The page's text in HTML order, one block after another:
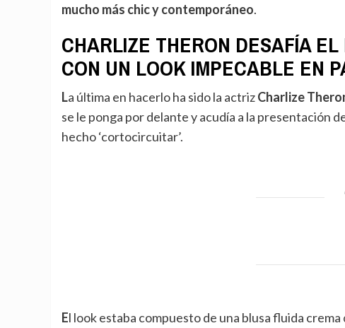
mucho más chic y contemporáneo.
CHARLIZE THERON DESAFÍA
CON UN LOOK IMPECABLE EN
La última en hacerlo ha sido la actrizCharlize
se le ponga por delante y acudía a la presentación
hecho ‘cortocircuitar’.
El look estaba compuesto de una blusa fluida